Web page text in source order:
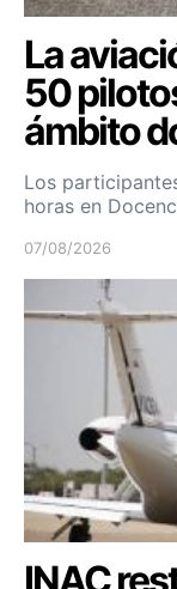
La
50
ámbito
Los
horas en
07/08/2026